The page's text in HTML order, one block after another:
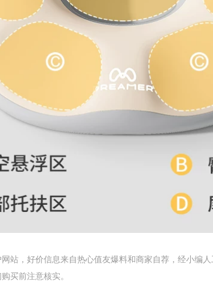
站，好价信息来自热心值友爆料和商家自荐，经小编
买前注意核实。